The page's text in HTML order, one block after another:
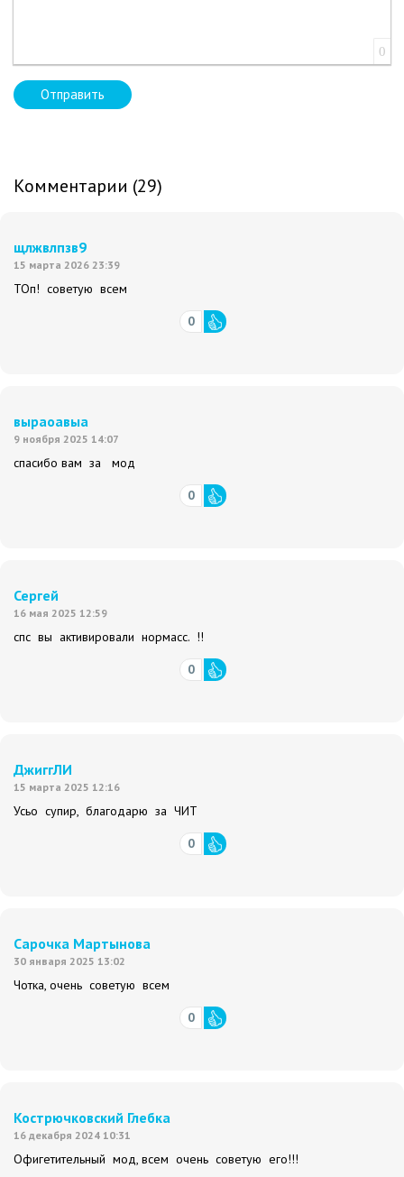
0
Отправить
Комментарии (29)
щлжвлпзв9
15 марта 2026 23:39
ТОп! советую всем
0
выраоавыа
9 ноября 2025 14:07
спасибо вам за мод
0
Сергей
16 мая 2025 12:59
спс вы активировали нормасс. !!
0
ДжиггЛИ
15 марта 2025 12:16
Усьо супир, благодарю за ЧИТ
0
Сарочка Мартынова
30 января 2025 13:02
Чотка, очень советую всем
0
Кострючковский Глебка
16 декабря 2024 10:31
Офигетительный мод, всем очень советую его!!!